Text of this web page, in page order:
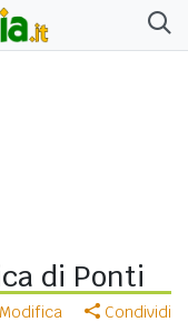
di Ponti
Modifica Condividi